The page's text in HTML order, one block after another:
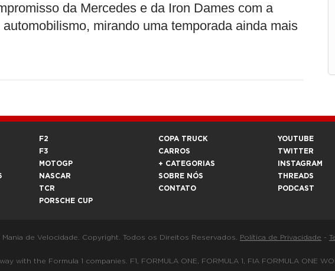
da Mercedes e da Iron Dames com a
mirando uma temporada ainda mais
F2
F3
MOTOGP
NASCAR
TCR
PORSCHE CUP
COPA TRUCK
CARROS
+ CATEGORIAS
SOBRE NÓS
CONTATO
YOUTUBE
TWITTER
INSTAGRAM
THREADS
PODCAST
Mania de Velocidade. Copyright. Todos os Direitos Reservados. Política de Privacidade -
the Formula 1 companies. F1, FORMULA ONE, FORMULA 1, FIA FORMULA ONE